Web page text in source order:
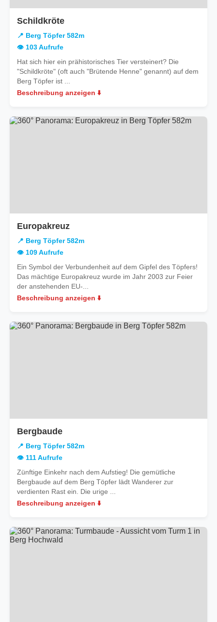
Schildkrötein
Berg
📍 Berg Töpfer 582m
👁️ 103 Aufrufe
Hat sich hier ein prähistorisches Tier versteinert? Die
"Schildkröte" (oft auch "Brütende Henne" genannt) auf dem
Berg Töpfer ist ...
Beschreibung anzeigen ⬇️
Europakreuz
Berg
📍 Berg Töpfer 582m
👁️ 109 Aufrufe
Ein Symbol der Verbundenheit auf dem Gipfel des Töpfers!
Das mächtige Europakreuz wurde im Jahr 2003 zur Feier
der anstehenden EU-...
Beschreibung anzeigen ⬇️
Bergbaudein
Berg
📍 Berg Töpfer 582m
👁️ 111 Aufrufe
Zünftige Einkehr nach dem Aufstieg! Die gemütliche
Bergbaude auf dem Berg Töpfer lädt Wanderer zur
verdienten Rast ein. Die urige ...
Beschreibung anzeigen ⬇️